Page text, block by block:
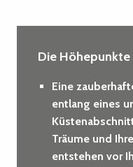
Die Höhepunkte
Eine
entlang eines
Träume und
entstehen vor